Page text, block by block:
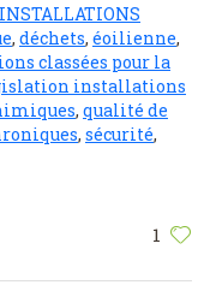
INSTALLATIONS
, déchets, éoilienne,
classées pour la
installations
, qualité de
, sécurité,
1